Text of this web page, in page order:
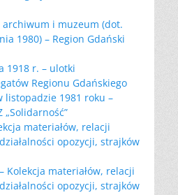
archiwum i muzeum (dot.
1980) – Region Gdański
1918 r. – ulotki
Regionu Gdańskiego
listopadzie 1981 roku –
„Solidarność”
materiałów, relacji
opozycji, strajków
Kolekcja materiałów, relacji
opozycji, strajków